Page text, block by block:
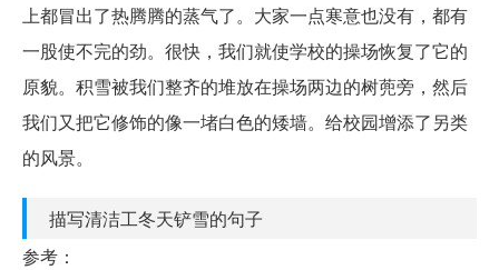
上都冒出了热腾腾的蒸气了。大家一点寒意也没有，都有
一股使不完的劲。很快，我们就使学校的操场恢复了它的
原貌。积雪被我们整齐的堆放在操场两边的树蔸旁，然后
我们又把它修饰的像一堵白色的矮墙。给校园增添了另类
的风景。
描写清洁工冬天铲雪的句子
参考：